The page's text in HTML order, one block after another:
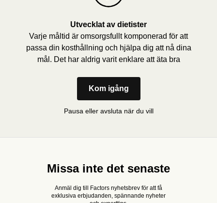
Utvecklat av dietister
Varje måltid är omsorgsfullt komponerad för att
passa din kosthållning och hjälpa dig att nå dina
mål. Det har aldrig varit enklare att äta bra
Kom igång
Pausa eller avsluta när du vill
Missa inte det senaste
Anmäl dig till Factors nyhetsbrev för att få
exklusiva erbjudanden, spännande nyheter